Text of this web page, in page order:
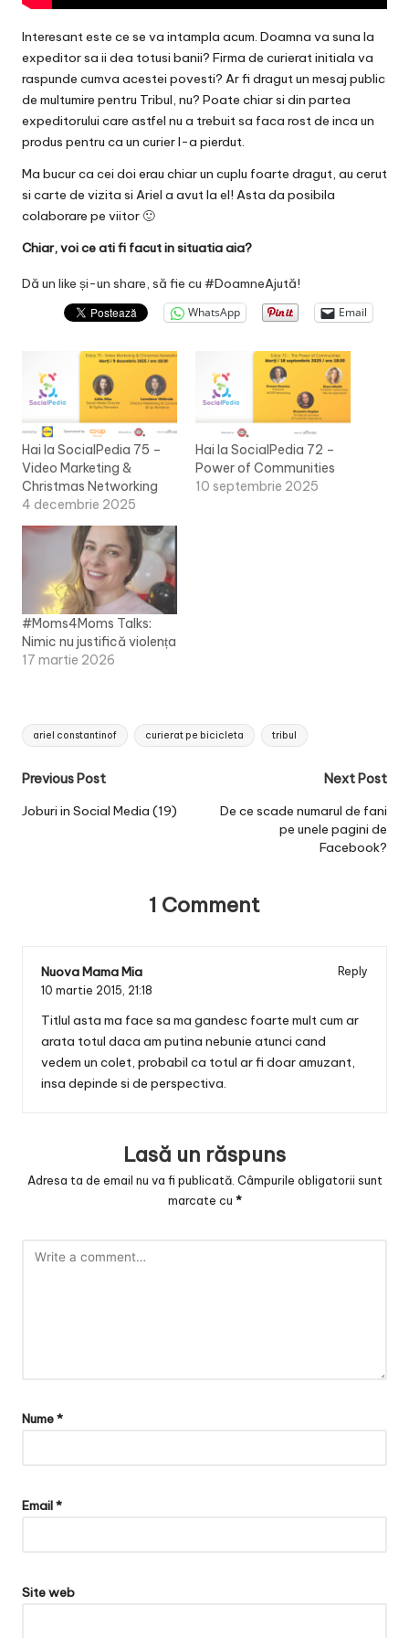
Interesant este ce se va intampla acum. Doamna va suna la
expeditor sa ii dea totusi banii? Firma de curierat initiala va
raspunde cumva acestei povesti? Ar fi dragut un mesaj public
de multumire pentru Tribul, nu? Poate chiar si din partea
expeditorului care astfel nu a trebuit sa faca rost de inca un
produs pentru ca un curier l-a pierdut.
Ma bucur ca cei doi erau chiar un cuplu foarte dragut, au cerut
si carte de vizita si Ariel a avut la el! Asta da posibila
colaborare pe viitor 🙂
Chiar, voi ce ati fi facut in situatia aia?
Dă un like și-un share, să fie cu #DoamneAjută!
WhatsApp Email
Hai la SocialPedia 75 –
Video Marketing &
Christmas Networking
4 decembrie 2025
Hai la SocialPedia 72 –
Power of Communities
10 septembrie 2025
#Moms4Moms Talks:
Nimic nu justifică violența
17 martie 2026
Tags:
ariel constantinof curierat pe bicicleta tribul
Post
navigation
Previous Post
Joburi in Social Media (19)
Next Post
De ce scade numarul de fani
pe unele pagini de
Facebook?
1 Comment
Nuova Mama Mia
Reply
10 martie 2015, 21:18
Titlul asta ma face sa ma gandesc foarte mult cum ar
arata totul daca am putina nebunie atunci cand
vedem un colet, probabil ca totul ar fi doar amuzant,
insa depinde si de perspectiva.
Lasă un răspuns
Adresa ta de email nu va fi publicată. Câmpurile obligatorii sunt
marcate cu *
Nume*
Email*
Site web